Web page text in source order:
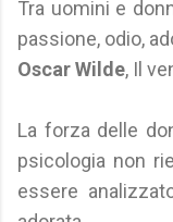
Tra uomini e
passione, odio,
Oscar Wilde, Il
La forza delle
psicologia non
essere